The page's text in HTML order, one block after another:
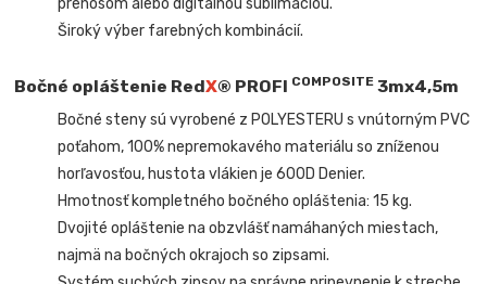
Široký výber farebných kombinácií.
Bočné opláštenie RedX® PROFI COMPOSITE 3mx4,5m
Bočné steny sú vyrobené z POLYESTERU s vnútorným PVC
poťahom, 100% nepremokavého materiálu so zníženou
horľavosťou, hustota vlákien je 600D Denier.
Hmotnosť kompletného bočného opláštenia: 15 kg.
Dvojité opláštenie na obzvlášť namáhaných miestach,
najmä na bočných okrajoch so zipsami.